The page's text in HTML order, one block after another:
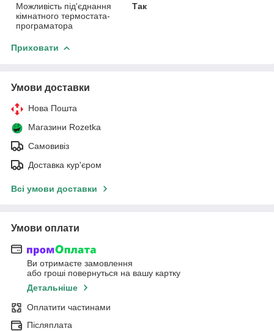
Можливість під'єднання
кімнатного термостата-
програматора
Так
Приховати
Умови доставки
Нова Пошта
Магазини Rozetka
Самовивіз
Доставка кур'єром
Всі умови доставки
Умови оплати
Ви отримаєте замовлення
або гроші повернуться на вашу картку
Детальніше
Оплатити частинами
Післяплата